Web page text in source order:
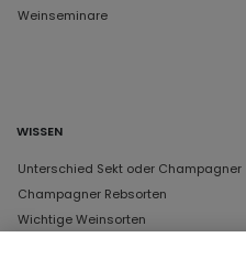
Weinseminare
WISSEN
Unterschied Sekt oder Champagner
Champagner Rebsorten
Wichtige Weinsorten